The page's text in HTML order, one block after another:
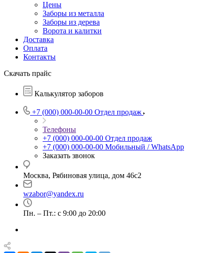
Цены
Заборы из металла
Заборы из дерева
Ворота и калитки
Доставка
Оплата
Контакты
Скачать прайс
Калькулятор заборов
+7 (000) 000-00-00 Отдел продаж
Телефоны
+7 (000) 000-00-00 Отдел продаж
+7 (000) 000-00-00 Мобильный / WhatsApp
Заказать звонок
Москва, Рябиновая улица, дом 46с2
wzabor@yandex.ru
Пн. – Пт.: с 9:00 до 20:00